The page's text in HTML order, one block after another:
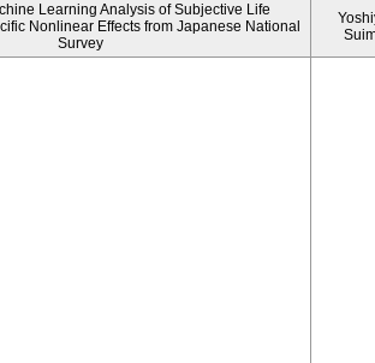
Learning Analysis of Subjective Life
Nonlinear Effects from Japanese National
Survey